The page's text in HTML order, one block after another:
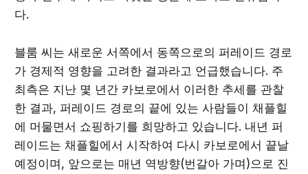
다.
블룸 씨는 새로운 서쪽에서 동쪽으로의 퍼레이드 경로
가 경제적 영향을 고려한 결과라고 언급했습니다. 주
최측은 지난 몇 년간 카보로에서 이러한 추세를 관찰
한 결과, 퍼레이드 경로의 끝에 있는 사람들이 채플힐
에 머물면서 쇼핑하기를 희망하고 있습니다. 내년 퍼
레이드는 채플힐에서 시작하여 다시 카보로에서 끝날
예정이며, 앞으로는 매년 역방향(번갈아 가며)으로 진